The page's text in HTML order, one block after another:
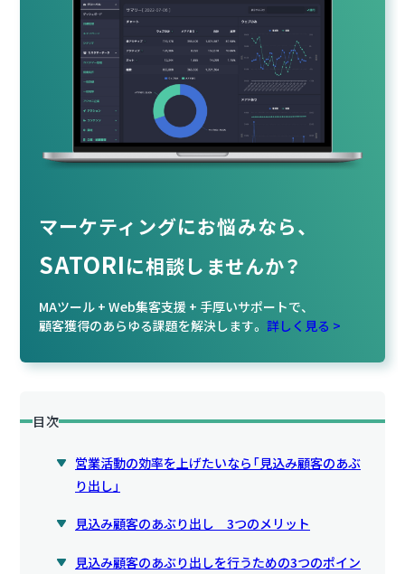
マーケティングにお悩みなら、
SATORIに相談しませんか？
MAツール + Web集客支援 + 手厚いサポートで、
顧客獲得のあらゆる課題を解決します。 詳しく見る >
目次
営業活動の効率を上げたいなら「見込み顧客のあぶ
り出し」
見込み顧客のあぶり出し 3つのメリット
見込み顧客のあぶり出しを行うための3つのポイン